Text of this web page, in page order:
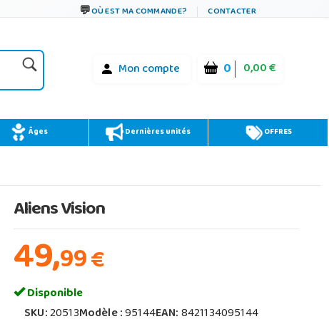
OÙ EST MA COMMANDE? CONTACTER
Mon compte 0 0,00 €
Âges Dernières unités OFFRES
Aliens Vision
49,99€
Disponible
SKU:20513Modèle :95144EAN:8421134095144